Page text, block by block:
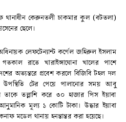
থানাধীন কেরুনতলী চাকমার কুল (বটতলা)
ছেলে।
লেফটেন্যান্ট কর্ণেল জহিরুল ইসলাম
রাতে খারাইঙ্গাঘোনা খালের পাশে
অভ্যন্তরে প্রবেশ করলে বিজিবি টহল দল
উপস্থিতি টের পেয়ে পালানোর সময় আবু
তল্লাশি করে ৩০ হাজার পিস ইয়াবা
মূল্য ১ কোটি টাকা। উদ্ধার ইয়াবা
মডেল থানায় হনন্তান্তর করা হয়েছে।